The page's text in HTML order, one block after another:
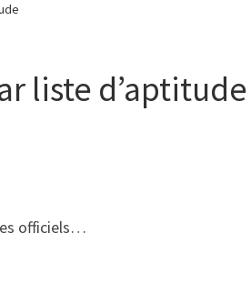
liste d’aptitude
officiels…